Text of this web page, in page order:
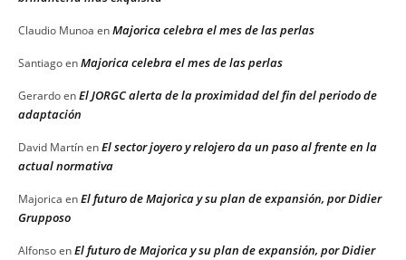
Claudio Munoa enMajorica celebra el mes de las perlas
SantiagoenMajorica celebra el mes de las perlas
GerardoenEl JORGC alerta de la proximidad del fin del periodo de
adaptación
David MartínenEl sector joyero y relojero da un paso al frente en la
actual normativa
Majorica enEl futuro de Majorica y su plan de expansión, por Didier
Grupposo
AlfonsoenEl futuro de Majorica y su plan de expansión, por Didier